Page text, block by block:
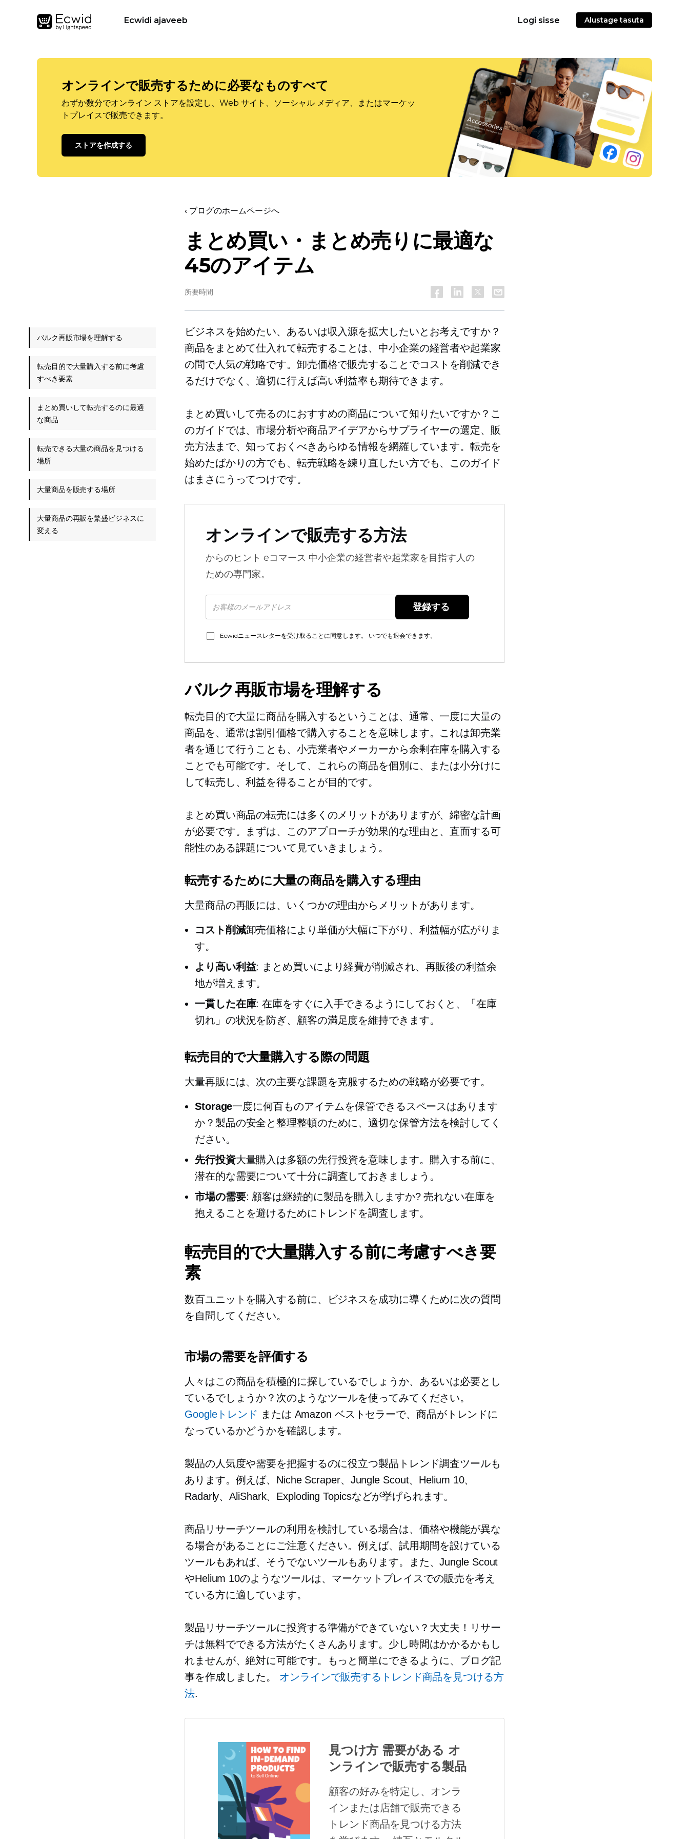
Ecwidi ajaveeb Logi sisse Alustage tasuta
オンラインで販売するために必要なものすべて
わずか数分でオンライン ストアを設定し、Web サイト、ソーシャル メディア、またはマーケッ
トプレイスで販売できます。
ストアを作成する
‹ ブログのホームページへ
まとめ買い・まとめ売りに最適な
45のアイテム
所要時間
ビジネスを始めたい、あるいは収入源を拡大したいとお考えですか？
商品をまとめて仕入れて転売することは、中小企業の経営者や起業家
の間で人気の戦略です。卸売価格で販売することでコストを削減でき
るだけでなく、適切に行えば高い利益率も期待できます。
まとめ買いして売るのにおすすめの商品について知りたいですか？こ
のガイドでは、市場分析や商品アイデアからサプライヤーの選定、販
売方法まで、知っておくべきあらゆる情報を網羅しています。転売を
始めたばかりの方でも、転売戦略を練り直したい方でも、このガイド
はまさにうってつけです。
オンラインで販売する方法
からのヒント eコマース 中小企業の経営者や起業家を目指す人の
ための専門家。
Ecwidニュースレターを受け取ることに同意します。 いつでも退会できます。
バルク再販市場を理解する
転売目的で大量に商品を購入するということは、通常、一度に大量の
商品を、通常は割引価格で購入することを意味します。これは卸売業
者を通じて行うことも、小売業者やメーカーから余剰在庫を購入する
ことでも可能です。そして、これらの商品を個別に、または小分けに
して転売し、利益を得ることが目的です。
まとめ買い商品の転売には多くのメリットがありますが、綿密な計画
が必要です。まずは、このアプローチが効果的な理由と、直面する可
能性のある課題について見ていきましょう。
転売するために大量の商品を購入する理由
大量商品の再販には、いくつかの理由からメリットがあります。
コスト削減卸売価格により単価が大幅に下がり、利益幅が広がりま
す。
より高い利益: まとめ買いにより経費が削減され、再販後の利益余
地が増えます。
一貫した在庫: 在庫をすぐに入手できるようにしておくと、「在庫
切れ」の状況を防ぎ、顧客の満足度を維持できます。
転売目的で大量購入する際の問題
大量再販には、次の主要な課題を克服するための戦略が必要です。
Storage一度に何百ものアイテムを保管できるスペースはあります
か？製品の安全と整理整頓のために、適切な保管方法を検討してく
ださい。
先行投資大量購入は多額の先行投資を意味します。購入する前に、
潜在的な需要について十分に調査しておきましょう。
市場の需要: 顧客は継続的に製品を購入しますか? 売れない在庫を
抱えることを避けるためにトレンドを調査します。
転売目的で大量購入する前に考慮すべき要
素
数百ユニットを購入する前に、ビジネスを成功に導くために次の質問
を自問してください。
市場の需要を評価する
人々はこの商品を積極的に探しているでしょうか、あるいは必要とし
ているでしょうか？次のようなツールを使ってみてください。
Googleトレンド または Amazon ベストセラーで、商品がトレンドに
なっているかどうかを確認します。
製品の人気度や需要を把握するのに役立つ製品トレンド調査ツールも
あります。例えば、Niche Scraper、Jungle Scout、Helium 10、
Radarly、AliShark、Exploding Topicsなどが挙げられます。
商品リサーチツールの利用を検討している場合は、価格や機能が異な
る場合があることにご注意ください。例えば、試用期間を設けている
ツールもあれば、そうでないツールもあります。また、Jungle Scout
やHelium 10のようなツールは、マーケットプレイスでの販売を考え
ている方に適しています。
製品リサーチツールに投資する準備ができていない？大丈夫！リサー
チは無料でできる方法がたくさんあります。少し時間はかかるかもし
れませんが、絶対に可能です。もっと簡単にできるように、ブログ記
事を作成しました。 オンラインで販売するトレンド商品を見つける方
法.
見つけ方 需要がある オ
ンラインで販売する製品
顧客の好みを特定し、オンラ
インまたは店舗で販売できる
トレンド商品を見つける方法
バルク再販市場を理解する
転売目的で大量購入する前に考慮
すべき要素
まとめ買いして転売するのに最適
な商品
転売できる大量の商品を見つける
場所
大量商品を販売する場所
大量商品の再販を繁盛ビジネスに
変える